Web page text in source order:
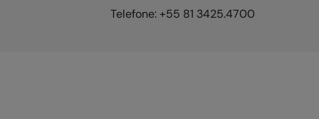
Telefone: +55 81 3425.4700